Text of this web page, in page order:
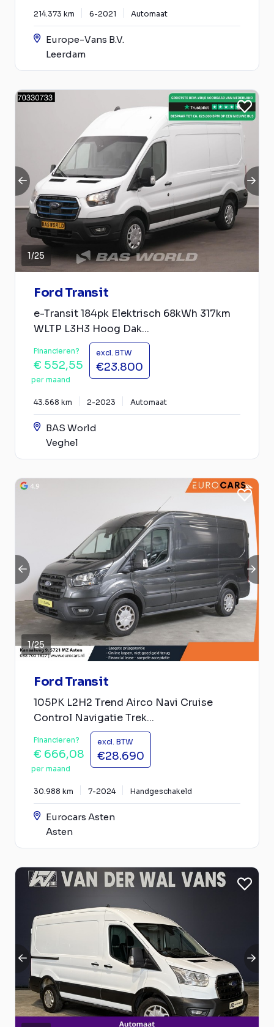
214.373 km 6-2021 Automaat
Europe-Vans B.V.
Leerdam
1/25
Ford Transit
e-Transit 184pk Elektrisch 68kWh 317km
WLTP L3H3 Hoog Dak...
Financieren?
€ 552,55
per maand
excl. BTW
€23.800
43.568 km 2-2023 Automaat
BAS World
Veghel
1/25
Ford Transit
105PK L2H2 Trend Airco Navi Cruise
Control Navigatie Trek...
Financieren?
€ 666,08
per maand
excl. BTW
€28.690
30.988 km 7-2024 Handgeschakeld
Eurocars Asten
Asten